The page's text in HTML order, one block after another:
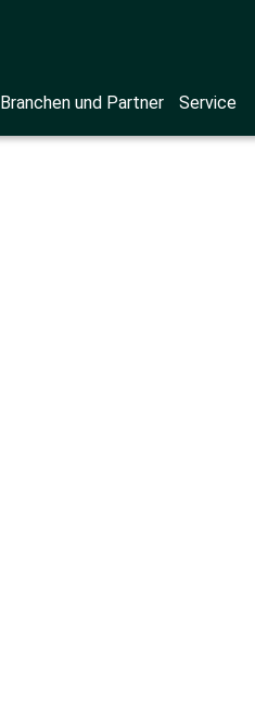
Branchen und Partner Service